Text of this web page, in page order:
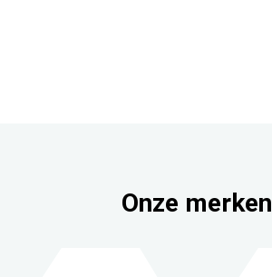
Onze merken